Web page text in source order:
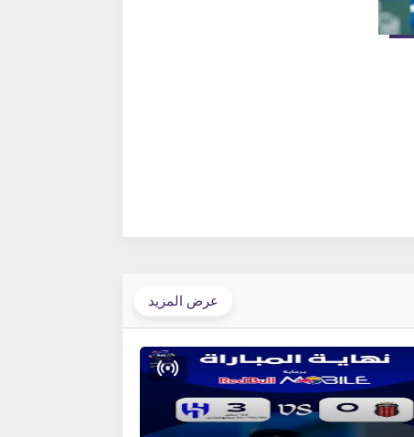
عرض المزيد